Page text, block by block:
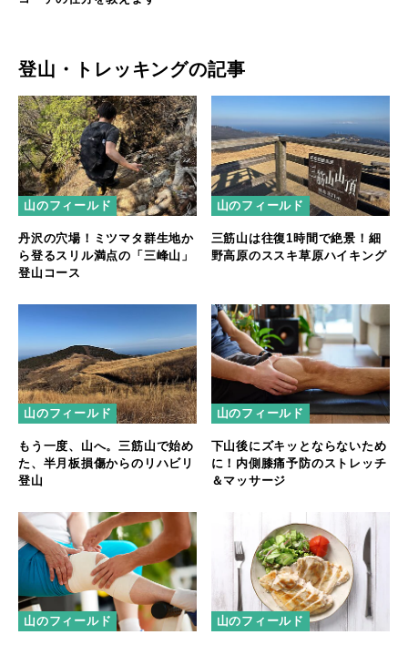
登山・トレッキングの記事
山のフィールド
丹沢の穴場！ミツマタ群生地か
ら登るスリル満点の「三峰山」
登山コース
山のフィールド
三筋山は往復1時間で絶景！細
野高原のススキ草原ハイキング
山のフィールド
もう一度、山へ。三筋山で始め
た、半月板損傷からのリハビリ
登山
山のフィールド
下山後にズキッとならないため
に！内側膝痛予防のストレッチ
＆マッサージ
山のフィールド 山のフィールド